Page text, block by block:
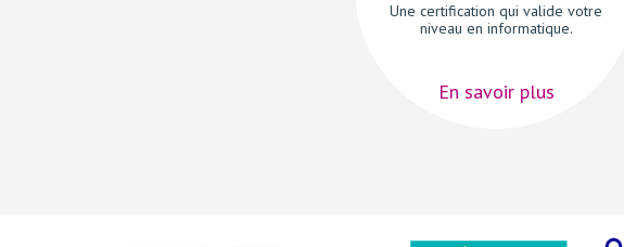
Une certification qui valide votre
niveau en informatique.
En savoir plus